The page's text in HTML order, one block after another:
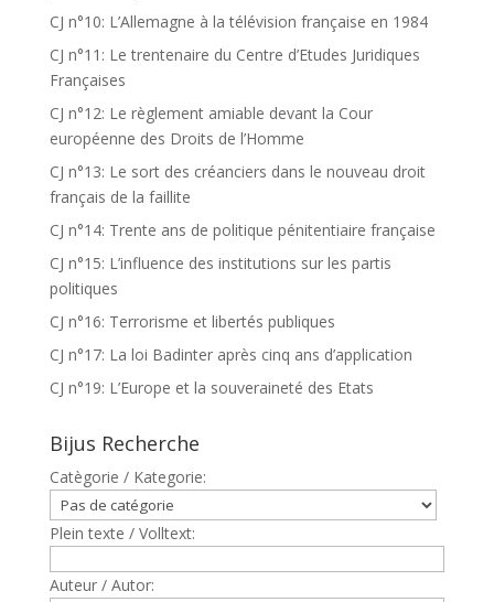
CJ n°10: L’Allemagne à la télévision française en 1984
CJ n°11: Le trentenaire du Centre d’Etudes Juridiques
Françaises
CJ n°12: Le règlement amiable devant la Cour
européenne des Droits de l’Homme
CJ n°13: Le sort des créanciers dans le nouveau droit
français de la faillite
CJ n°14: Trente ans de politique pénitentiaire française
CJ n°15: L’influence des institutions sur les partis
politiques
CJ n°16: Terrorisme et libertés publiques
CJ n°17: La loi Badinter après cinq ans d’application
CJ n°19: L’Europe et la souveraineté des Etats
Bijus Recherche
Catègorie / Kategorie:
Plein texte / Volltext:
Auteur / Autor: